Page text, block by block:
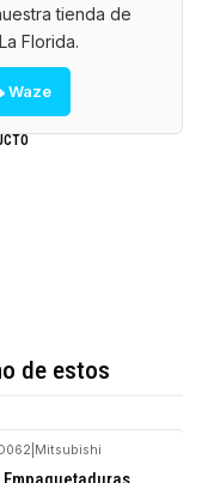
tienda de
Florida.
Waze
de estos
Mitsubishi